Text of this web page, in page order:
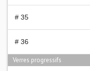
# 35
# 36
Verres progressifs